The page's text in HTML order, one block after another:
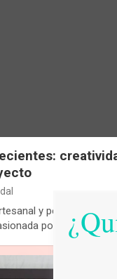
y personalizado
por…